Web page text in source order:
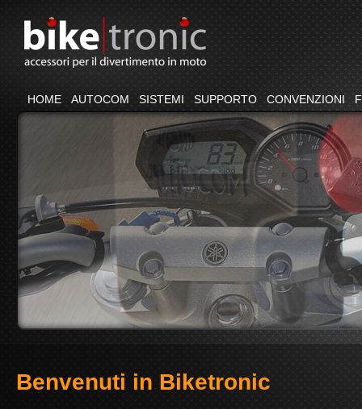
HOME AUTOCOM SISTEMI SUPPORTO CONVENZIONI
Benvenuti in Biketronic